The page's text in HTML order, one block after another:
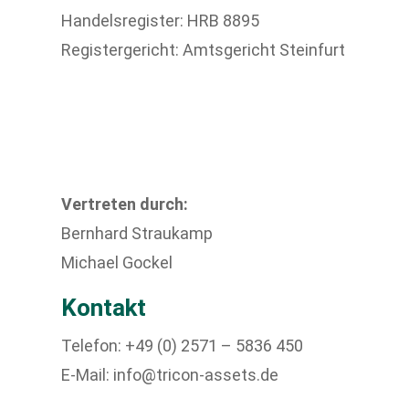
Handelsregister: HRB 8895
Registergericht:Amtsgericht Steinfurt
Vertreten durch:
Bernhard Straukamp
Michael Gockel
Kontakt
Telefon: +49 (0) 2571 – 5836 450
E-Mail: info@tricon-assets.de